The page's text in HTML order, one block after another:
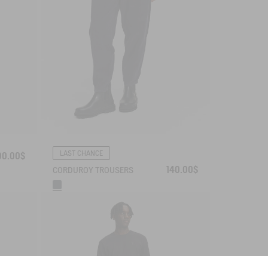
LAST CHANCE
CORDUROY TROUSERS 140.00$